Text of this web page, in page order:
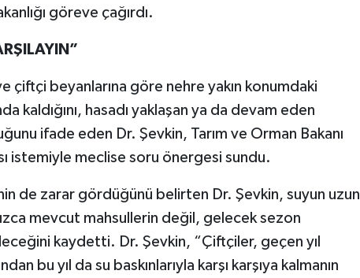
göreve çağırdı.
çiftçi beyanlarına göre nehre yakın konumdaki
kaldığını, hasadı yaklaşan ya da devam eden
ifade eden Dr. Şevkin, Tarım ve Orman Bakanı
istemiyle meclise soru önergesi sundu.
de zarar gördüğünü belirten Dr. Şevkin, suyun uzun
mevcut mahsullerin değil, gelecek sezon
kaydetti. Dr. Şevkin, “Çiftçiler, geçen yıl
bu yıl da su baskınlarıyla karşı karşıya kalmanın